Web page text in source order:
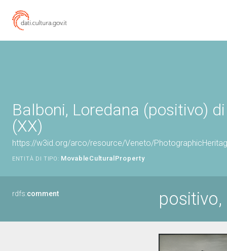
Balboni, Loredana (positivo)
(XX)
https://w3id.org/arco/resource/Veneto/
ENTITÀ DI TIPO: MovableCulturalProperty
rdfs:comment positivo,